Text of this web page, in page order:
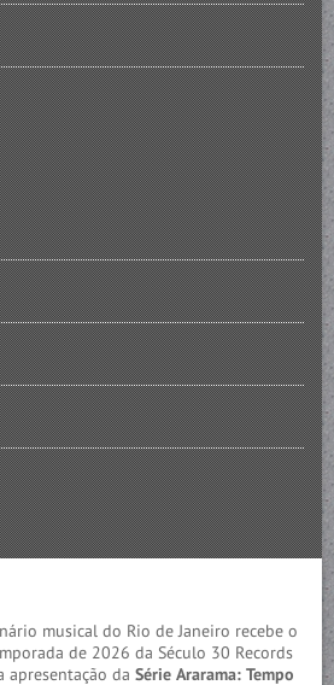
musical do Rio de Janeiro recebe o
de 2026 da Século 30 Records
apresentação da Série Ararama: Tempo